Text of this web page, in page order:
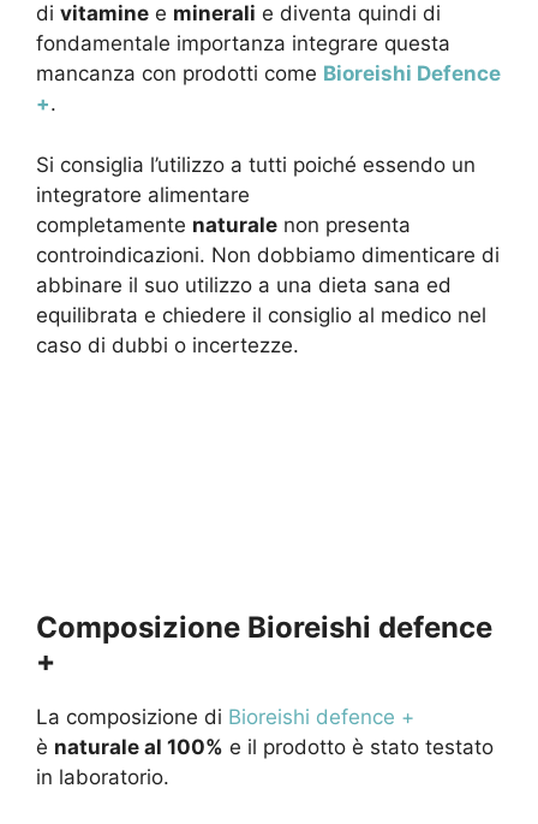
di vitamine e minerali e diventa quindi di
fondamentale importanza integrare questa
mancanza con prodotti come Bioreishi Defence
+.
Si consiglia l’utilizzo a tutti poiché essendo un
integratore alimentare
completamente naturale non presenta
controindicazioni. Non dobbiamo dimenticare di
abbinare il suo utilizzo a una dieta sana ed
equilibrata e chiedere il consiglio al medico nel
caso di dubbi o incertezze.
Composizione Bioreishi defence
+
La composizione di Bioreishi defence +
è naturale al 100% e il prodotto è stato testato
in laboratorio.